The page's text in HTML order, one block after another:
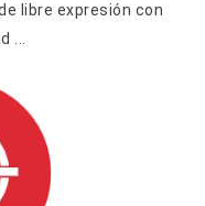
libre expresión con
...